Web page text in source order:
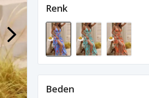
Renk
Beden